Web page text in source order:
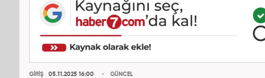
GİRİŞ
05.11.2025 16:00
GÜNCEL